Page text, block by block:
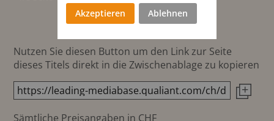
Nutzen Sie diesen Button um den Link zur Seite
dieses Titels direkt in die Zwischenablage zu kopieren
Sämtliche Preisangaben in CHF
Akzeptieren Ablehnen